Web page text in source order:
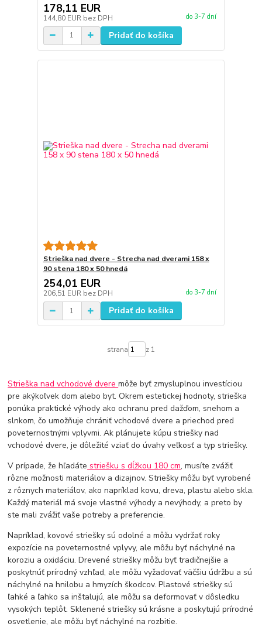
178,11 EUR
144,80 EUR bez DPH do 3-7 dní
Pridať do košíka
Strieška nad dvere - Strecha nad dverami 158 x
90 stena 180 x 50 hnedá
254,01 EUR
206,51 EUR bez DPH do 3-7 dní
Pridať do košíka
strana z 1
Strieška nad vchodové dveremôže byť zmysluplnou investíciou
pre akýkoľvek dom alebo byt. Okrem estetickej hodnoty, strieška
ponúka praktické výhody ako ochranu pred dažďom, snehom a
slnkom, čo umožňuje chrániť vchodové dvere a priechod pred
poveternostnými vplyvmi. Ak plánujete kúpu striešky nad
vchodové dvere, je dôležité vziať do úvahy veľkosť a typ striešky.
V prípade, že hľadáte striešku s dĺžkou 180 cm, musíte zvážiť
rôzne možnosti materiálov a dizajnov. Striešky môžu byť vyrobené
z rôznych materiálov, ako napríklad kovu, dreva, plastu alebo skla.
Každý materiál má svoje vlastné výhody a nevýhody, a preto by
ste mali zvážiť vaše potreby a preferencie.
Napríklad, kovové striešky sú odolné a môžu vydržať roky
expozície na poveternostné vplyvy, ale môžu byť náchylné na
koroziu a oxidáciu. Drevené striešky môžu byť tradičnejšie a
poskytnúť prírodný vzhľad, ale môžu vyžadovať väčšiu údržbu a sú
náchylné na hnilobu a hmyzích škodcov. Plastové striešky sú
ľahké a ľahko sa inštalujú, ale môžu sa deformovať v dôsledku
vysokých teplôt. Sklenené striešky sú krásne a poskytujú prírodné
osvetlenie, ale môžu byť náchylné na rozbitie.